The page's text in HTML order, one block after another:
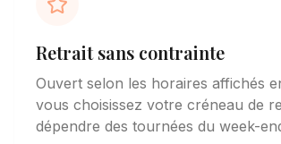
Retrait sans contrainte
Ouvert selon les horaires affichés
vous choisissez votre créneau de
dépendre des tournées du week-